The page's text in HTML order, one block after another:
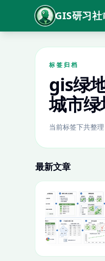
GIS研习社
标签归档
gis绿
城市
当前标签下共整
最新文章